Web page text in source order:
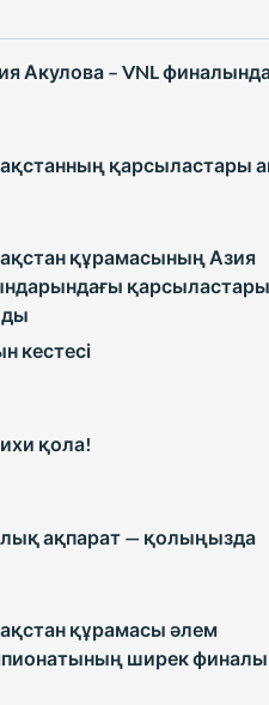
Акулова – VNL
қарсыластары
құрамасының Азия
қарсыластары
кестесі
қола!
ақпарат — қолыңызда
құрамасы әлем
ширек